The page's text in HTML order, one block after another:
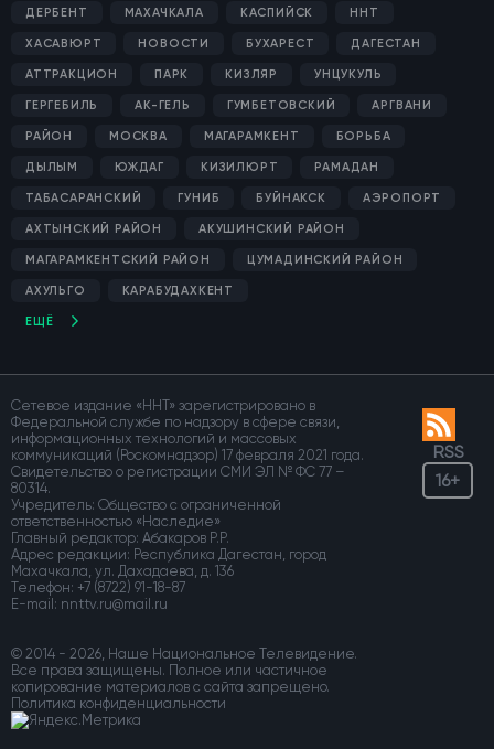
ДЕРБЕНТ МАХАЧКАЛА КАСПИЙСК ННТ
ХАСАВЮРТ НОВОСТИ БУХАРЕСТ ДАГЕСТАН
АТТРАКЦИОН ПАРК КИЗЛЯР УНЦУКУЛЬ
ГЕРГЕБИЛЬ АК-ГЕЛЬ ГУМБЕТОВСКИЙ АРГВАНИ
РАЙОН МОСКВА МАГАРАМКЕНТ БОРЬБА
ДЫЛЫМ ЮЖДАГ КИЗИЛЮРТ РАМАДАН
ТАБАСАРАНСКИЙ ГУНИБ БУЙНАКСК АЭРОПОРТ
АХТЫНСКИЙ РАЙОН АКУШИНСКИЙ РАЙОН
МАГАРАМКЕНТСКИЙ РАЙОН ЦУМАДИНСКИЙ РАЙОН
АХУЛЬГО КАРАБУДАХКЕНТ
ЕЩЁ
Сетевое издание «ННТ» зарегистрировано в
Федеральной службе по надзору в сфере связи,
информационных технологий и массовых
коммуникаций (Роскомнадзор) 17 февраля 2021 года.
Свидетельство о регистрации СМИ ЭЛ № ФС 77 –
80314.
Учредитель: Общество с ограниченной
ответственностью «Наследие»
Главный редактор: Абакаров Р.Р.
Адрес редакции: Республика Дагестан, город
Махачкала, ул. Дахадаева, д. 136
Телефон: +7 (8722) 91-18-87
E-mail:
© 2014 - 2026, Наше Национальное Телевидение.
Все права защищены. Полное или частичное
копирование материалов с сайта запрещено.
Политика конфиденциальности
RSS
16+